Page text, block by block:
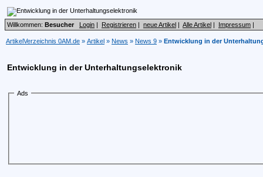
Willkommen: Besucher Login | Registrieren | neue Artikel | Alle Artikel | Impressum |
ArtikelVerzeichnis 0AM.de » Artikel » News » News 9 » Entwicklung in der
Entwicklung in der Unterhaltungselektronik
Ads